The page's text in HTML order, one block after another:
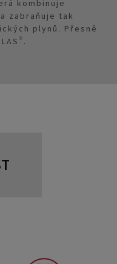
kombinuje
zabraňuje tak
plynů. Přesně